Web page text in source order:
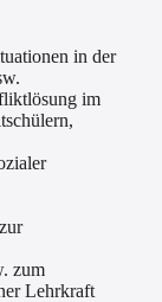
in der
im
zum
Lehrkraft